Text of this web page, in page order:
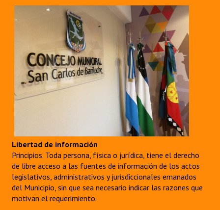
Libertad de información
Principios. Toda persona, física o jurídica, tiene el derecho
de libre acceso a las fuentes de información de los actos
legislativos, administrativos y jurisdiccionales emanados
del Municipio, sin que sea necesario indicar las razones que
motivan el requerimiento.